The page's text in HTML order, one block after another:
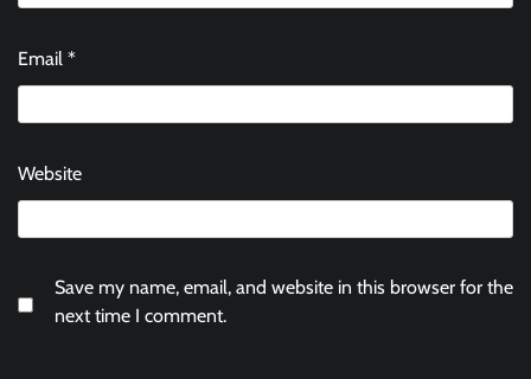
Email *
Website
Save my name, email, and website in this browser for the
next time I comment.